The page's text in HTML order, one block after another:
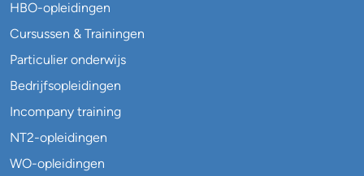
HBO-opleidingen
Cursussen & Trainingen
Particulier onderwijs
Bedrijfsopleidingen
Incompany training
NT2-opleidingen
WO-opleidingen